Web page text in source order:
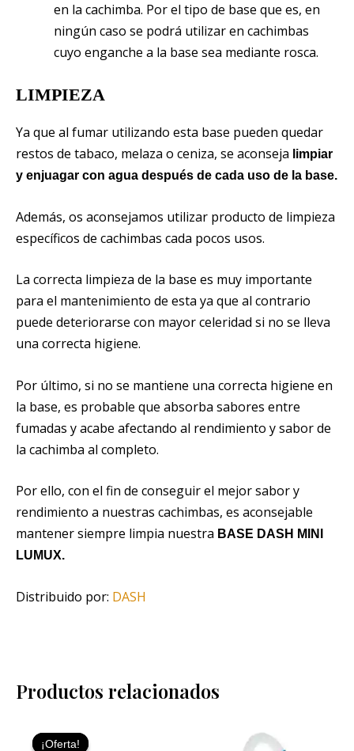
en la cachimba. Por el tipo de base que es, en
ningún caso se podrá utilizar en cachimbas
cuyo enganche a la base sea mediante rosca.
LIMPIEZA
Ya que al fumar utilizando esta base pueden quedar
restos de tabaco, melaza o ceniza, se aconseja limpiar
y enjuagar con agua después de cada uso de la base.
Además, os aconsejamos utilizar producto de limpieza
específicos de cachimbas cada pocos usos.
La correcta limpieza de la base es muy importante
para el mantenimiento de esta ya que al contrario
puede deteriorarse con mayor celeridad si no se lleva
una correcta higiene.
Por último, si no se mantiene una correcta higiene en
la base, es probable que absorba sabores entre
fumadas y acabe afectando al rendimiento y sabor de
la cachimba al completo.
Por ello, con el fin de conseguir el mejor sabor y
rendimiento a nuestras cachimbas, es aconsejable
mantener siempre limpia nuestra BASE DASH MINI
LUMUX.
Distribuido por: DASH
Productos relacionados
¡Oferta!
¡Oferta!
precio